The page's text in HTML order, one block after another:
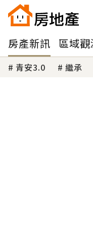
房產新訊 區域
青安3.0 繼承